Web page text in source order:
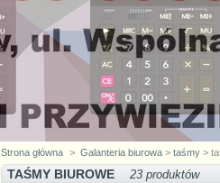
Strona główna > Galanteria biurowa >taśmy >
TAŚMY BIUROWE 23 produktów